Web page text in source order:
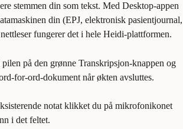
stemmen din som tekst. Med Desktop-appen
din (EPJ, elektronisk pasientjournal,
fungerer det i hele Heidi-plattformen.
på den grønne Transkripsjon-knappen og
for-ord-dokument når økten avsluttes.
notat klikket du på mikrofonikonet
i det feltet.